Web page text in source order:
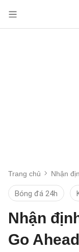
Trang chủ Nhận
Bóng đá 24h
Nhận
Go